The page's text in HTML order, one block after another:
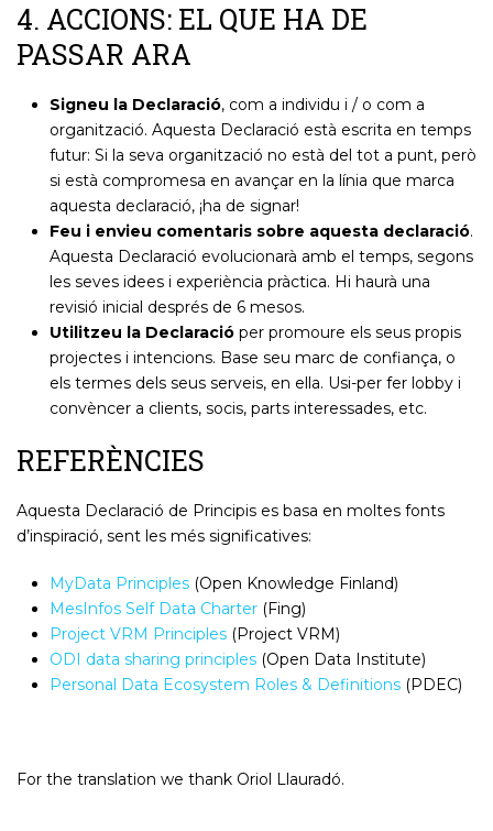
4. ACCIONS: EL QUE HA DE
PASSAR ARA
Signeu la Declaració, com a individu i / o com a
organització. Aquesta Declaració està escrita en temps
futur: Si la seva organització no està del tot a punt, però
si està compromesa en avançar en la línia que marca
aquesta declaració, ¡ha de signar!
Feu i envieu comentaris sobre aquesta declaració.
Aquesta Declaració evolucionarà amb el temps, segons
les seves idees i experiència pràctica. Hi haurà una
revisió inicial després de 6 mesos.
Utilitzeu la Declaració per promoure els seus propis
projectes i intencions. Base seu marc de confiança, o
els termes dels seus serveis, en ella. Usi-per fer lobby i
convèncer a clients, socis, parts interessades, etc.
REFERÈNCIES
Aquesta Declaració de Principis es basa en moltes fonts
d’inspiració, sent les més significatives:
MyData Principles (Open Knowledge Finland)
MesInfos Self Data Charter (Fing)
Project VRM Principles (Project VRM)
ODI data sharing principles (Open Data Institute)
Personal Data Ecosystem Roles & Definitions (PDEC)
For the translation we thank Oriol Llauradó.